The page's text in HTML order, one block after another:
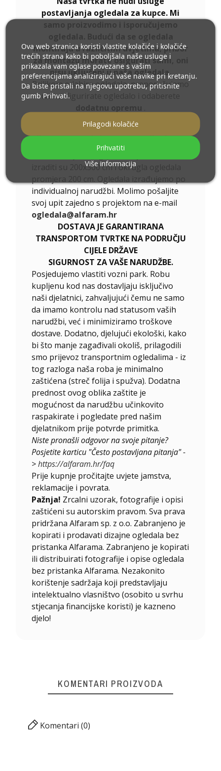
postavljanja ogledala za kupce. Mi
montiraju u različitim uvjetima, pribor
za montažu morate osigurati sami, oni
nisu uključeni u naša ogledala.
Prilikom odabira ogledala, preporučujemo
da konfigurirate ogledalo i odaberete
Ukoliko niste pronašli željenu veličinu
ogledala ili Vam je potrebna drugačija
podjela, kontaktirajte nas telefonom ili e-
izraditi su 200x300 cm i okrugla ogledala
individualnoj narudžbi. Molimo pošaljite
svoj upit zajedno s projektom na e-mail
ogledala@alfaram.hr
DOSTAVA JE GARANTIRANA
TRANSPORTOM TVRTKE NA PODRUČJU
CIJELE DRŽAVE
SIGURNOST ZA VAŠE NARUDŽBE.
Posjedujemo vlastiti vozni park. Robu
kupljenu kod nas dostavljaju isključivo
naši djelatnici, zahvaljujući čemu ne samo
da imamo kontrolu nad statusom vaših
narudžbi, već i minimiziramo troškove
dostave. Dodatno, djelujući ekološki, kako
bi što manje zagađivali okoliš, prilagodili
smo prijevoz transportnim ogledalima - iz
tog razloga naša roba je minimalno
zaštićena (streč folija i spužva). Dodatna
prednost ovog oblika zaštite je
mogućnost da narudžbu učinkovito
raspakirate i pogledate pred našim
djelatnikom prije potvrde primitka.
Niste pronašli odgovor na svoje pitanje?
Posjetite karticu "Često postavljana pitanja" -
>https://alfaram.hr/faq
Prije kupnje pročitajte uvjete jamstva,
reklamacije i povrata.
Pažnja! Zrcalni uzorak, fotografije i opisi
zaštićeni su autorskim pravom. Sva prava
pridržana Alfaram sp. z o.o. Zabranjeno je
kopirati i prodavati dizajne ogledala bez
pristanka Alfarama. Zabranjeno je kopirati
ili distribuirati fotografije i opise ogledala
bez pristanka Alfarama. Nezakonito
korištenje sadržaja koji predstavljaju
intelektualno vlasništvo (osobito u svrhu
stjecanja financijske koristi) je kazneno
djelo!
KOMENTARI PROIZVODA
Komentari (0)
Ova web stranica koristi vlastite kolačiće i kolačiće
trećih strana kako bi poboljšala naše usluge i
prikazala vam oglase povezane s vašim
preferencijama analizirajući vaše navike pri kretanju.
Da biste pristali na njegovu upotrebu, pritisnite
gumb Prihvati.
Više informacija
Prilagodi kolačiće
Prihvatiti